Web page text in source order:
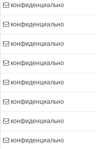
конфиденциально
конфиденциально
конфиденциально
конфиденциально
конфиденциально
конфиденциально
конфиденциально
конфиденциально